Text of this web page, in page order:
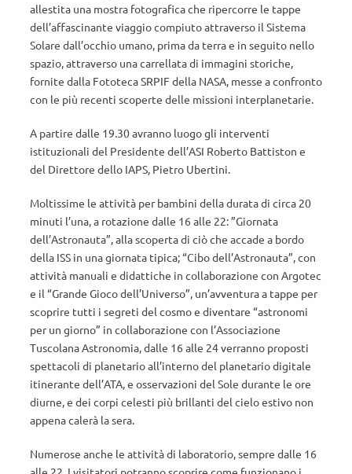
allestita una mostra fotografica che ripercorre le tappe
dell’affascinante viaggio compiuto attraverso il Sistema
Solare dall’occhio umano, prima da terra e in seguito nello
spazio, attraverso una carrellata di immagini storiche,
fornite dalla Fototeca SRPIF della NASA, messe a confronto
con le più recenti scoperte delle missioni interplanetarie.
A partire dalle 19.30 avranno luogo gli interventi
istituzionali del Presidente dell’ASI Roberto Battiston e
del Direttore dello IAPS, Pietro Ubertini.
Moltissime le attività per bambini della durata di circa 20
minuti l’una, a rotazione dalle 16 alle 22: ”Giornata
dell’Astronauta”, alla scoperta di ciò che accade a bordo
della ISS in una giornata tipica; “Cibo dell’Astronauta”, con
attività manuali e didattiche in collaborazione con Argotec
e il “Grande Gioco dell’Universo”, un’avventura a tappe per
scoprire tutti i segreti del cosmo e diventare “astronomi
per un giorno” in collaborazione con l’Associazione
Tuscolana Astronomia, dalle 16 alle 24 verranno proposti
spettacoli di planetario all’interno del planetario digitale
itinerante dell’ATA, e osservazioni del Sole durante le ore
diurne, e dei corpi celesti più brillanti del cielo estivo non
appena calerà la sera.
Numerose anche le attività di laboratorio, sempre dalle 16